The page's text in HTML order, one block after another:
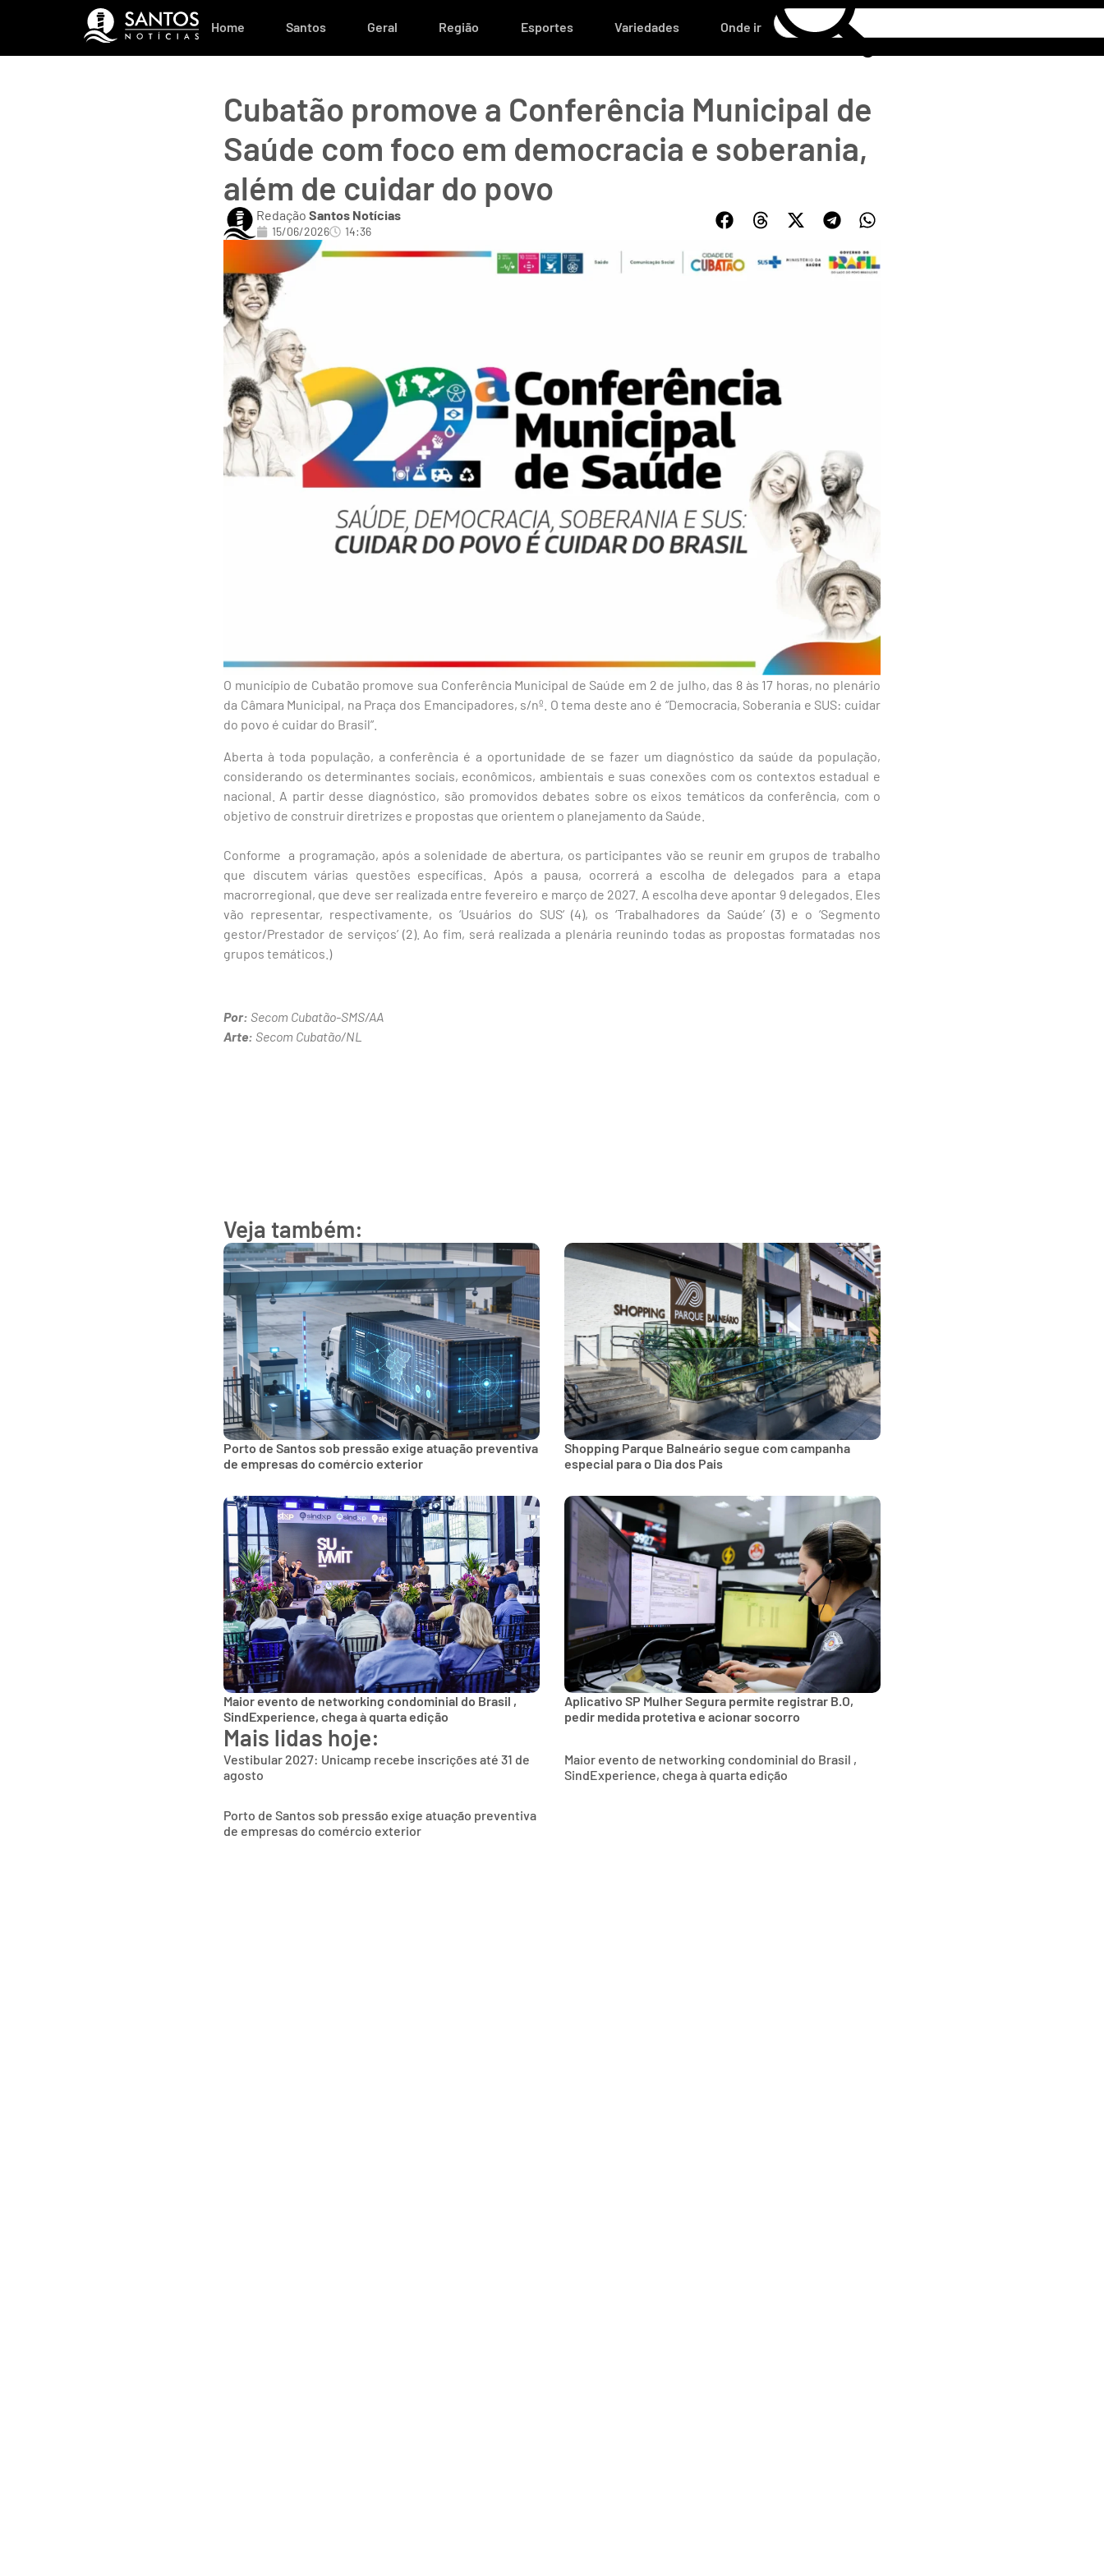
Home Santos Geral Região Esportes Variedades Onde ir
Cubatão promove a Conferência Municipal de
Saúde com foco em democracia e soberania,
além de cuidar do povo
Redação Santos Notícias
15/06/2026 14:36
O município de Cubatão promove sua Conferência Municipal de Saúde em 2 de julho, das 8 às 17 horas, no plenário
da Câmara Municipal, na Praça dos Emancipadores, s/nº. O tema deste ano é “Democracia, Soberania e SUS: cuidar
do povo é cuidar do Brasil”.
Aberta à toda população, a conferência é a oportunidade de se fazer um diagnóstico da saúde da população,
considerando os determinantes sociais, econômicos, ambientais e suas conexões com os contextos estadual e
nacional. A partir desse diagnóstico, são promovidos debates sobre os eixos temáticos da conferência, com o
objetivo de construir diretrizes e propostas que orientem o planejamento da Saúde.
Conforme a programação, após a solenidade de abertura, os participantes vão se reunir em grupos de trabalho
que discutem várias questões específicas. Após a pausa, ocorrerá a escolha de delegados para a etapa
macrorregional, que deve ser realizada entre fevereiro e março de 2027. A escolha deve apontar 9 delegados. Eles
vão representar, respectivamente, os ‘Usuários do SUS’ (4), os ‘Trabalhadores da Saúde’ (3) e o ‘Segmento
gestor/Prestador de serviços’ (2). Ao fim, será realizada a plenária reunindo todas as propostas formatadas nos
grupos temáticos.)
Por: Secom Cubatão-SMS/AA
Arte: Secom Cubatão/NL
Veja também:
Porto de Santos sob pressão exige atuação preventiva
de empresas do comércio exterior
Shopping Parque Balneário segue com campanha
especial para o Dia dos Pais
Maior evento de networking condominial do Brasil ,
SindExperience, chega à quarta edição
Aplicativo SP Mulher Segura permite registrar B.O,
pedir medida protetiva e acionar socorro
Mais lidas hoje:
Vestibular 2027: Unicamp recebe inscrições até 31 de
agosto
Maior evento de networking condominial do Brasil ,
SindExperience, chega à quarta edição
Porto de Santos sob pressão exige atuação preventiva
de empresas do comércio exterior